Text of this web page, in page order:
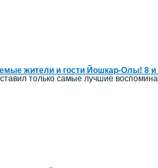
жители и гости Йошкар-Олы! 8 и
только самые лучшие